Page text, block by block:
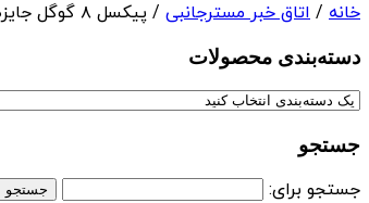
خانه / اتاق خبر مسترجانبی / پیکسل ۸ گوگل جایزه بهترین گوشی MWC 2024 را دریافت کرد
دسته‌بندی‌ محصولات
جستجو
جستجو برای: